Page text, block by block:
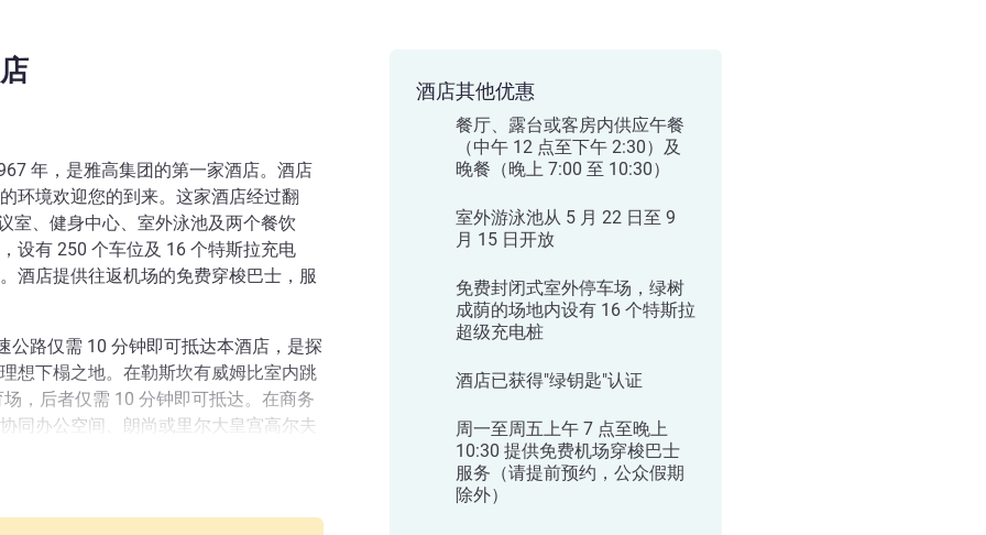
年，是雅高集团的第一家酒店。酒店
环境欢迎您的到来。这家酒店经过翻
室、健身中心、室外泳池及两个餐饮
设有 250 个车位及 16 个特斯拉充电
酒店提供往返机场的免费穿梭巴士，服
公路仅需 10 分钟即可抵达本酒店，是探
想下榻之地。在勒斯坎有威姆比室内跳
，后者仅需 10 分钟即可抵达。在商务
同办公空间、朗尚或里尔大皇宫高尔夫
间，与同事的前往朗尚或里尔大皇宫高
酒店其他优惠
餐厅、露台或客房内供应午餐
（中午 12 点至下午 2:30）及
晚餐（晚上 7:00 至 10:30）
室外游泳池从 5 月 22 日至 9
月 15 日开放
免费封闭式室外停车场，绿树
成荫的场地内设有 16 个特斯拉
超级充电桩
酒店已获得"绿钥匙"认证
周一至周五上午 7 点至晚上
10:30 提供免费机场穿梭巴士
服务（请提前预约，公众假期
除外）